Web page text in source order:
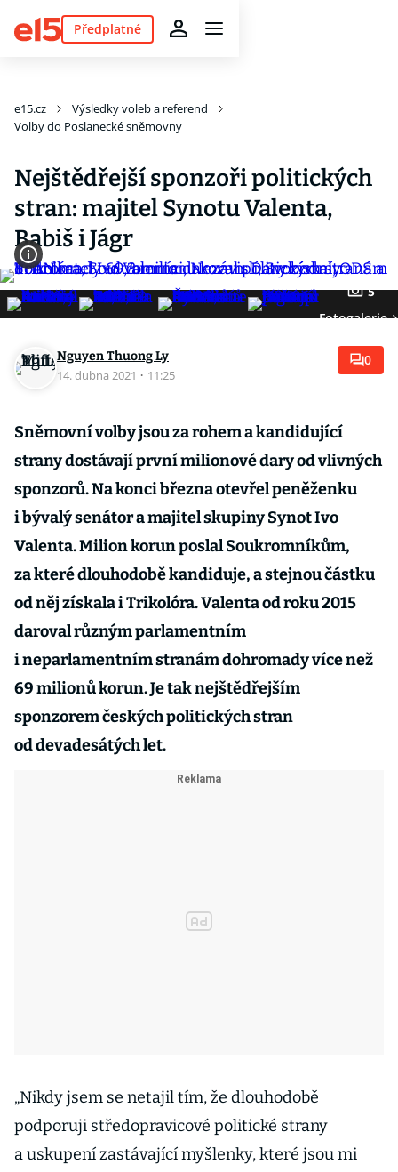
Předplatné
e15.cz
Výsledky voleb a referend
Volby do Poslanecké sněmovny
Nejštědřejší sponzoři politických
stran: majitel Synotu Valenta,
Babiš i Jágr
5
Fotogalerie
Nguyen Thuong Ly
14. dubna 2021 · 11:25
0
Sněmovní volby jsou za rohem a kandidující
strany dostávají první milionové dary od vlivných
sponzorů. Na konci března otevřel peněženku
i bývalý senátor a majitel skupiny Synot Ivo
Valenta. Milion korun poslal Soukromníkům,
za které dlouhodobě kandiduje, a stejnou částku
od něj získala i Trikolóra. Valenta od roku 2015
daroval různým parlamentním
i neparlamentním stranám dohromady více než
69 mi­lionů korun. Je tak nejštědřejším
sponzorem českých politických stran
od devadesátých let.
„Nikdy jsem se netajil tím, že dlouhodobě
podporuji středopravicové politické strany
a uskupení zastávající myšlenky, které jsou mi